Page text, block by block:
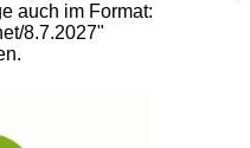
auch im Format:
8.7.2027"